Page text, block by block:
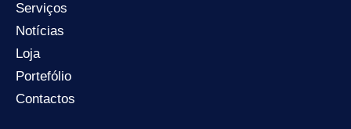
Serviços
Notícias
Loja
Portefólio
Contactos